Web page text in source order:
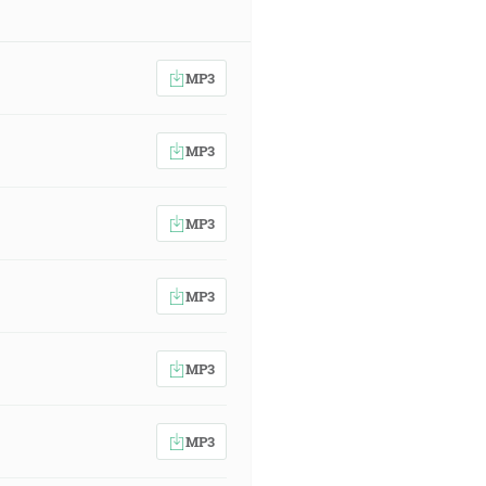
Hospodin, Bôh tvojich otcov,
sa ľaká? Nech ide a navráti
v ich rukách, [Zj 7:9]
jako nevestu, ozdobenú jej
MP3
MP3
MP3
MP3
MP3
MP3